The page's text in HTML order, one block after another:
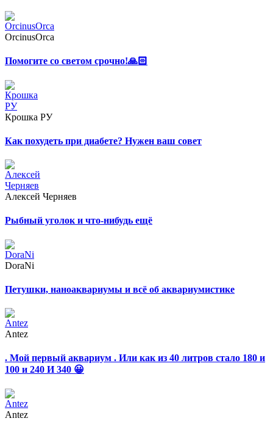
ОrcinusОrca
Помогите со светом срочно!🙏🏻
Крошка РУ
Как похудеть при диабете? Нужен ваш совет
Алексей Черняев
Рыбный уголок и что-нибудь ещё
DoraNi
Петушки, наноаквариумы и всё об аквариумистике
Antez
. Мой первый аквариум . Или как из 40 литров стало 180 и
100 и 240 И 340 😀
Antez